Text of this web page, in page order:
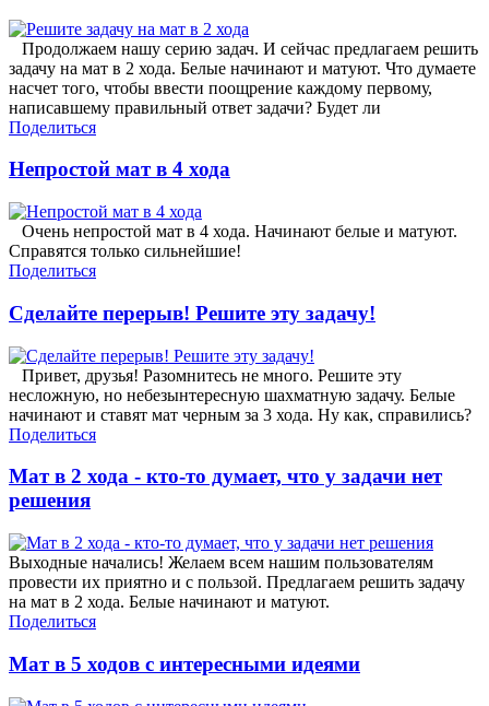
Продолжаем нашу серию задач. И сейчас предлагаем решить
задачу на мат в 2 хода. Белые начинают и матуют. Что думаете
насчет того, чтобы ввести поощрение каждому первому,
написавшему правильный ответ задачи? Будет ли
Поделиться
Непростой мат в 4 хода
Очень непростой мат в 4 хода. Начинают белые и матуют.
Справятся только сильнейшие!
Поделиться
Сделайте перерыв! Решите эту задачу!
Привет, друзья! Разомнитесь не много. Решите эту
несложную, но небезынтересную шахматную задачу. Белые
начинают и ставят мат черным за 3 хода. Ну как, справились?
Поделиться
Мат в 2 хода - кто-то думает, что у задачи нет
решения
Выходные начались! Желаем всем нашим пользователям
провести их приятно и с пользой. Предлагаем решить задачу
на мат в 2 хода. Белые начинают и матуют.
Поделиться
Мат в 5 ходов с интересными идеями